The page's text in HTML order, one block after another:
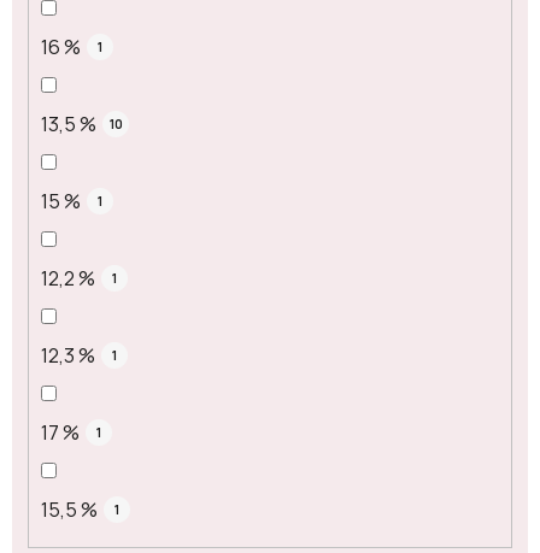
16 % 1
13,5 % 10
15 % 1
12,2 % 1
12,3 % 1
17 % 1
15,5 % 1